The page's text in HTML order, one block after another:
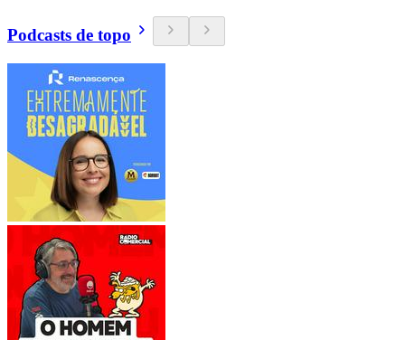
Podcasts de topo